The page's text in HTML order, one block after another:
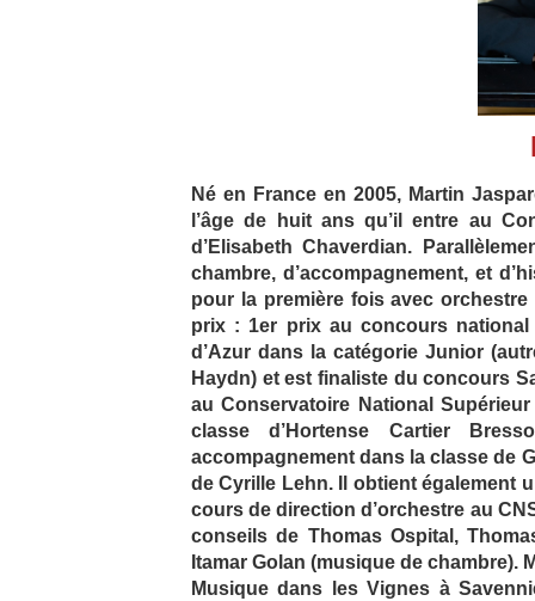
Né en France en 2005, Martin
l’âge de huit ans qu’il entre au
d’Elisabeth Chaverdian.
chambre, d’accompagnement, et
pour la première fois avec
prix : 1er prix au concours
d’Azur dans la catégorie Junior
Haydn) et est finaliste du concours
au Conservatoire National
classe d’Hortense Cartier
accompagnement dans la classe de
de Cyrille Lehn. Il obtient également
cours de direction d’orchestre au
conseils de Thomas Ospital,
Itamar Golan (musique de
Musique dans les Vignes à